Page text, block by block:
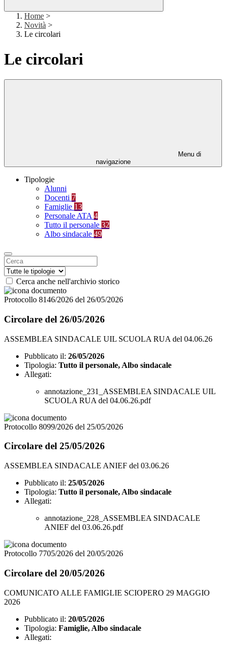
Home >
Novità >
Le circolari
Le circolari
Menu di
navigazione
Tipologie
Alunni
Docenti 7
Famiglie 13
Personale ATA 4
Tutto il personale 32
Albo sindacale 49
Cerca anche nell'archivio storico
Protocollo 8146/2026 del 26/05/2026
Circolare del 26/05/2026
ASSEMBLEA SINDACALE UIL SCUOLA RUA del 04.06.26
Pubblicato il: 26/05/2026
Tipologia: Tutto il personale, Albo sindacale
Allegati:
annotazione_231_ASSEMBLEA SINDACALE UIL
SCUOLA RUA del 04.06.26.pdf
Protocollo 8099/2026 del 25/05/2026
Circolare del 25/05/2026
ASSEMBLEA SINDACALE ANIEF del 03.06.26
Pubblicato il: 25/05/2026
Tipologia: Tutto il personale, Albo sindacale
Allegati:
annotazione_228_ASSEMBLEA SINDACALE
ANIEF del 03.06.26.pdf
Protocollo 7705/2026 del 20/05/2026
Circolare del 20/05/2026
COMUNICATO ALLE FAMIGLIE SCIOPERO 29 MAGGIO
2026
Pubblicato il: 20/05/2026
Tipologia: Famiglie, Albo sindacale
Allegati: